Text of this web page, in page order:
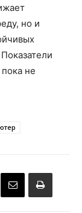
но и
не